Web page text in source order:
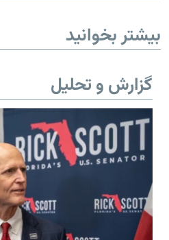
بیشتر بخوانید
گزارش و تحلیل